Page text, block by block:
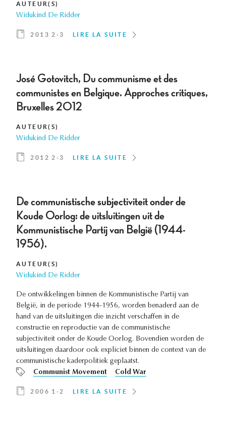
AUTEUR(S)
Widukind De Ridder
2013 2-3 LIRE LA SUITE
José Gotovitch, Du communisme et des
communistes en Belgique. Approches critiques,
Bruxelles 2012
AUTEUR(S)
Widukind De Ridder
2012 2-3 LIRE LA SUITE
De communistische subjectiviteit onder de
Koude Oorlog: de uitsluitingen uit de
Kommunistische Partij van België (1944-
1956).
AUTEUR(S)
Widukind De Ridder
De ontwikkelingen binnen de Kommunistische Partij van
België, in de periode 1944-1956, worden benaderd aan de
hand van de uitsluitingen die inzicht verschaffen in de
constructie en reproductie van de communistische
subjectiviteit onder de Koude Oorlog. Bovendien worden de
uitsluitingen daardoor ook expliciet binnen de context van de
communistische kaderpolitiek geplaatst.
Communist Movement
Cold War
2006 1-2 LIRE LA SUITE